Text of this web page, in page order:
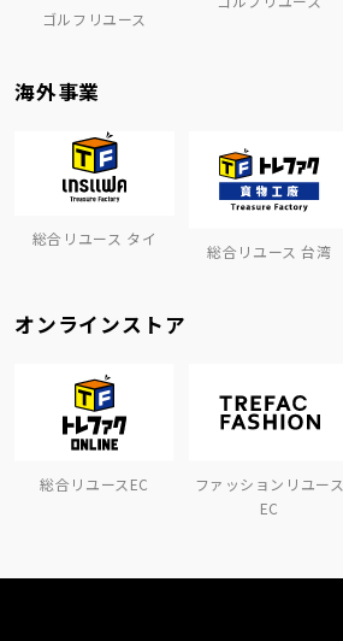
ゴルフリユース
海外事業
総合リユース タイ
総合リユース 台湾
オンラインストア
総合リユースEC
ファッションリユース
EC